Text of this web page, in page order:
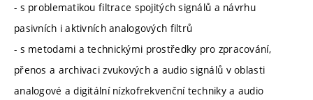
- s problematikou filtrace spojitých signálů a návrhu
pasivních i aktivních analogových filtrů
- s metodami a technickými prostředky pro zpracování,
přenos a archivaci zvukových a audio signálů v oblasti
analogové a digitální nízkofrekvenční techniky a audio